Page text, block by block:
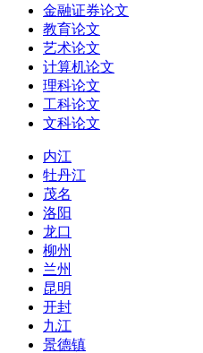
金融证券论文
教育论文
艺术论文
计算机论文
理科论文
工科论文
文科论文
内江
牡丹江
茂名
洛阳
龙口
柳州
兰州
昆明
开封
九江
景德镇